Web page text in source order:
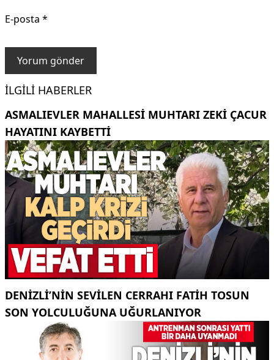
E-posta *
İLGILI HABERLER
ASMALIEVLER MAHALLESI MUHTARI ZEKI ÇACUR
HAYATINI KAYBETTI
DENIZLI’NIN SEVILEN CERRAHI FATIH TOSUN
SON YOLCULUĞUNA UĞURLANIYOR